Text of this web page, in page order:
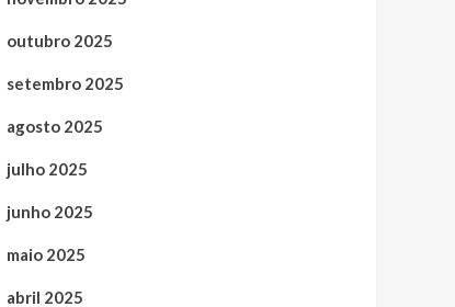
outubro 2025
setembro 2025
agosto 2025
julho 2025
junho 2025
maio 2025
abril 2025